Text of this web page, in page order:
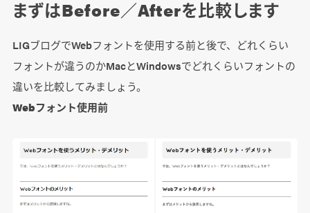
まずはBefore／Afterを比較します
LIGブログでWebフォントを使用する前と後で、どれくらい
フォントが違うのかMacとWindowsでどれくらいフォントの
違いを比較してみましょう。
Webフォント使用前